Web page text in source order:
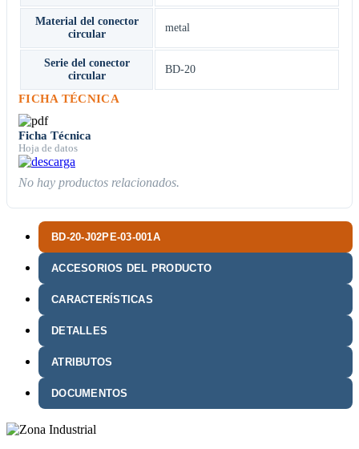
BD-20-J02PE-03-001A
ACCESORIOS DEL PRODUCTO
CARACTERÍSTICAS
DETALLES
ATRIBUTOS
DOCUMENTOS
Material del conector
circular
metal
Serie del conector
circular
BD-20
FICHA TÉCNICA
Ficha Técnica
Hoja de datos
No hay productos relacionados.